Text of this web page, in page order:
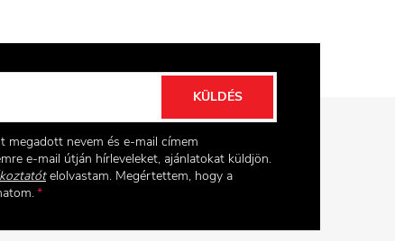
megadott nevem és e-mail címem
e-mail útján hírleveleket, ajánlatokat küldjön.
elolvastam. Megértettem, hogy a
KÜLDÉS